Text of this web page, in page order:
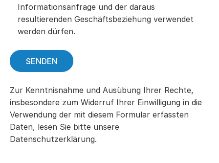
Informationsanfrage und der daraus
resultierenden Geschäftsbeziehung verwendet
werden dürfen.
Zur Kenntnisnahme und Ausübung Ihrer Rechte,
insbesondere zum Widerruf Ihrer Einwilligung in die
Verwendung der mit diesem Formular erfassten
Daten, lesen Sie bitte unsere
Datenschutzerklärung.